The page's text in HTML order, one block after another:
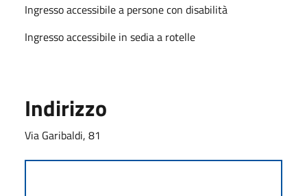
Ingresso accessibile a persone con disabilità
Ingresso accessibile in sedia a rotelle
Indirizzo
Via Garibaldi, 81